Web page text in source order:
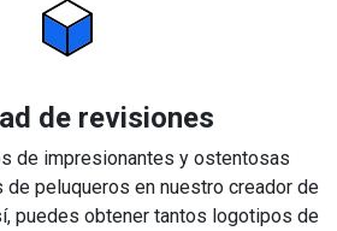
de revisiones
de impresionantes y ostentosas
peluqueros en nuestro creador de
puedes obtener tantos logotipos de